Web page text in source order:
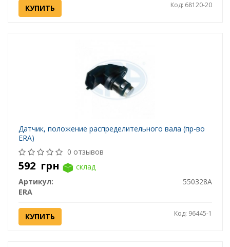
КУПИТЬ Код: 68120-20
Датчик, положение распределительного вала (пр-во
ERA)
0 отзывов
592 грн
склад
Артикул:
550328A
ERA
КУПИТЬ Код: 96445-1